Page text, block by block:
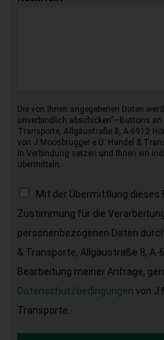
Die von Ihnen angegebenen Daten
unverbindlich abschicken“–Buttons
Transporte, Allgäustraße 8, A-6912
von J.Moosbrugger e.U. Handel &
in Verbindung setzen und Ihnen ein
übermitteln.
Mit der Übermittlung dieses
Zustimmung für die
personenbezogenen Daten
& Transporte, Allgäustraße 8, A-
Bearbeitung meiner Anfrage,
Datenschutzbedingungen von
Transporte.